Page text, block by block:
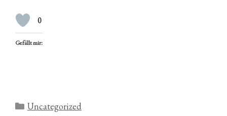
0
Gefällt mir:
Kategorien
Uncategorized